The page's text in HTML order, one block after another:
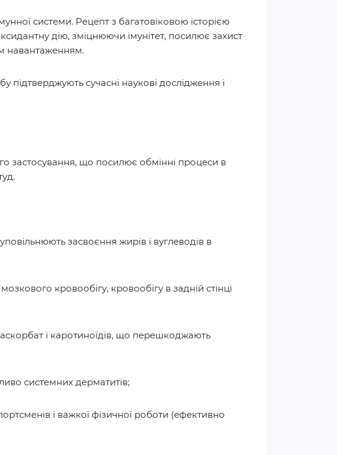
системи. Рецепт з багатовіковою історією
дію, зміцнюючи імунітет, посилює захист
навантаженням.
підтверджують сучасні наукові дослідження і
застосування, що посилює обмінні процеси в
засвоєння жирів і вуглеводів в
кровообігу, кровообігу в задній стінці
і каротиноїдів, що перешкоджають
системних дерматитів;
і важкої фізичної роботи (ефективно